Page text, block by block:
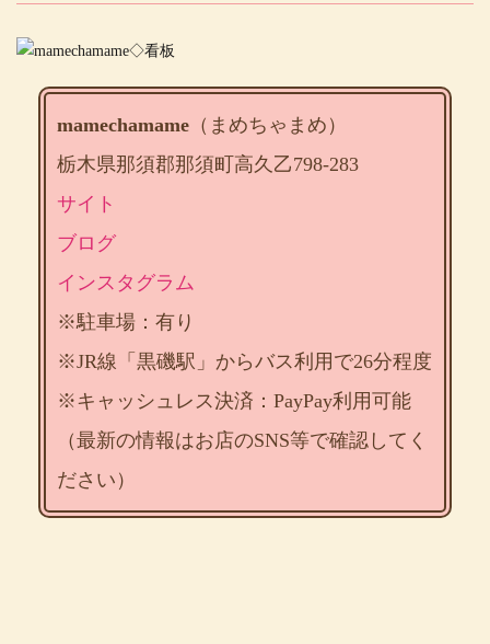
mamechamame （まめちゃまめ）
栃木県那須郡那須町高久乙798-283
サイト
ブログ
インスタグラム
※駐車場：有り
※JR線「黒磯駅」からバス利用で26分程度
※キャッシュレス決済：PayPay利用可能
（最新の情報はお店のSNS等で確認してく
ださい）